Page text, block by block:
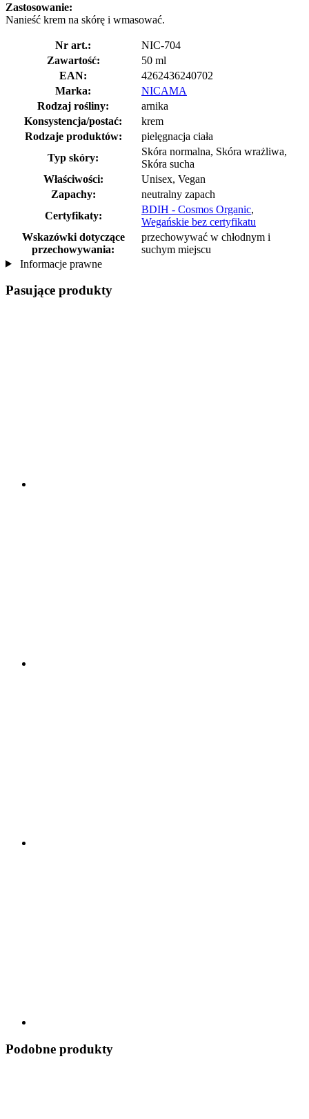
Zastosowanie:
Nanieść krem ​​na skórę i wmasować.
Nr art.:
NIC-704
Zawartość:
50 ml
EAN:
4262436240702
Marka:
NICAMA
Rodzaj rośliny:
arnika
Konsystencja/postać:
krem
Rodzaje produktów:
pielęgnacja ciała
Typ skóry:
Skóra normalna, Skóra wrażliwa,
Skóra sucha
Właściwości:
Unisex, Vegan
Zapachy:
neutralny zapach
Certyfikaty:
BDIH - Cosmos Organic,
Wegańskie bez certyfikatu
Wskazówki dotyczące
przechowywania:
przechowywać w chłodnym i
suchym miejscu
Informacje prawne
Pasujące produkty
Podobne produkty